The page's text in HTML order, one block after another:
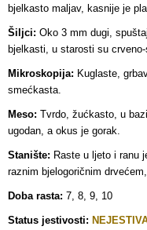
bjelkasto maljav, kasnije je
Šiljci: Oko 3 mm dugi,
bjelkasti, u starosti su
Mikroskopija: Kuglaste,
smećkasta.
Meso: Tvrdo, žućkasto, u
ugodan, a okus je gorak.
Stanište: Raste u ljeto i ranu
raznim bjelogoričnim
Doba rasta: 7, 8, 9, 10
Status jestivosti: